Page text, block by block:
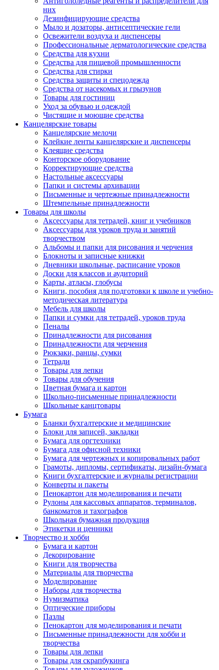
них
Дезинфицирующие средства
Мыло и дозаторы, антисептические гели
Освежители воздуха и диспенсеры
Профессиональные дерматологические средства
Средства для кухни
Средства для пищевой промышленности
Средства для стирки
Средства защиты и спецодежда
Средства от насекомых и грызунов
Товары для гостиниц
Уход за обувью и одеждой
Чистящие и моющие средства
Канцелярские товары
Канцелярские мелочи
Клейкие ленты канцелярские и диспенсеры
Клеящие средства
Конторское оборудование
Корректирующие средства
Настольные аксессуары
Папки и системы архивации
Письменные и чертежные принадлежности
Штемпельные принадлежности
Товары для школы
Аксессуары для тетрадей, книг и учебников
Аксессуары для уроков труда и занятий
творчеством
Альбомы и папки для рисования и черчения
Блокноты и записные книжки
Дневники школьные, расписание уроков
Доски для классов и аудиторий
Карты, атласы, глобусы
Книги, пособия для подготовки к школе и учебно-
методическая литература
Мебель для школы
Папки и сумки для тетрадей, уроков труда
Пеналы
Принадлежности для рисования
Принадлежности для черчения
Рюкзаки, ранцы, сумки
Тетради
Товары для лепки
Товары для обучения
Цветная бумага и картон
Школьно-письменные принадлежности
Школьные канцтовары
Бумага
Бланки бухгалтерские и медицинские
Блоки для записей, закладки
Бумага для оргтехники
Бумага для офисной техники
Бумага для чертежных и копировальных работ
Грамоты, дипломы, сертификаты, дизайн-бумага
Книги бухгалтерские и журналы регистрации
Конверты и пакеты
Пенокартон для моделирования и печати
Рулоны для кассовых аппаратов, терминалов,
банкоматов и тахографов
Школьная бумажная продукция
Этикетки и ценники
Творчество и хобби
Бумага и картон
Декорирование
Книги для творчества
Материалы для творчества
Моделирование
Наборы для творчества
Нумизматика
Оптические приборы
Пазлы
Пенокартон для моделирования и печати
Письменные принадлежности для хобби и
творчества
Товары для лепки
Товары для скрапбукинга